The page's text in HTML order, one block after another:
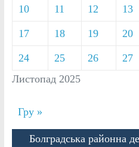
Листопад 2025
10 11 12 13
17 18 19 20
24 25 26 27
Гру »
Болградська районна